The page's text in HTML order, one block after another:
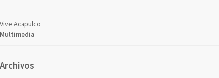
Vive Acapulco
Multimedia
Archivos